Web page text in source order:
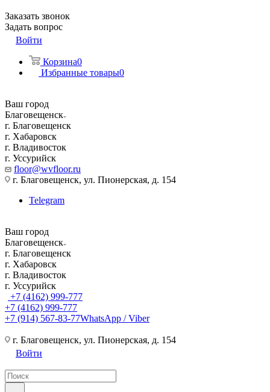
Заказать звонок
Задать вопрос
Войти
Корзина0
Избранные товары0
Ваш город
Благовещенск
г. Благовещенск
г. Хабаровск
г. Владивосток
г. Уссурийск
floor@wvfloor.ru
г. Благовещенск, ул. Пионерская, д. 154
Telegram
Ваш город
Благовещенск
г. Благовещенск
г. Хабаровск
г. Владивосток
г. Уссурийск
+7 (4162) 999-777
+7 (4162) 999-777
+7 (914) 567-83-77WhatsApp / Viber
г. Благовещенск, ул. Пионерская, д. 154
Войти